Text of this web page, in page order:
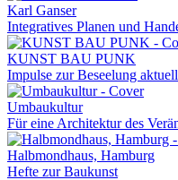
Karl Ganser
Integratives Planen und
KUNST BAU PUNK
Impulse zur Beseelung
Umbaukultur
Für eine Architektur des
Halbmondhaus, Hamburg
Hefte zur Baukunst